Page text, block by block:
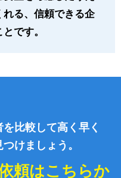
る、信頼できる企
です。
比較して高く早く
けましょう。
頼はこちらか